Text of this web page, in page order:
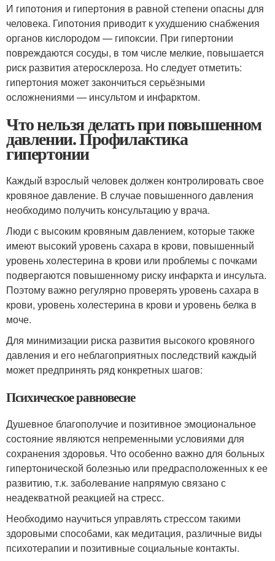
И гипотония и гипертония в равной степени опасны для
человека. Гипотония приводит к ухудшению снабжения
органов кислородом — гипоксии. При гипертонии
повреждаются сосуды, в том числе мелкие, повышается
риск развития атеросклероза. Но следует отметить:
гипертония может закончиться серьёзными
осложнениями — инсультом и инфарктом.
Что нельзя делать при повышенном
давлении. Профилактика
гипертонии
Каждый взрослый человек должен контролировать свое
кровяное давление. В случае повышенного давления
необходимо получить консультацию у врача.
Люди с высоким кровяным давлением, которые также
имеют высокий уровень сахара в крови, повышенный
уровень холестерина в крови или проблемы с почками
подвергаются повышенному риску инфаркта и инсульта.
Поэтому важно регулярно проверять уровень сахара в
крови, уровень холестерина в крови и уровень белка в
моче.
Для минимизации риска развития высокого кровяного
давления и его неблагоприятных последствий каждый
может предпринять ряд конкретных шагов:
Психическое равновесие
Душевное благополучие и позитивное эмоциональное
состояние являются непременными условиями для
сохранения здоровья. Что особенно важно для больных
гипертонической болезнью или предрасположенных к ее
развитию, т.к. заболевание напрямую связано с
неадекватной реакцией на стресс.
Необходимо научиться управлять стрессом такими
здоровыми способами, как медитация, различные виды
психотерапии и позитивные социальные контакты.